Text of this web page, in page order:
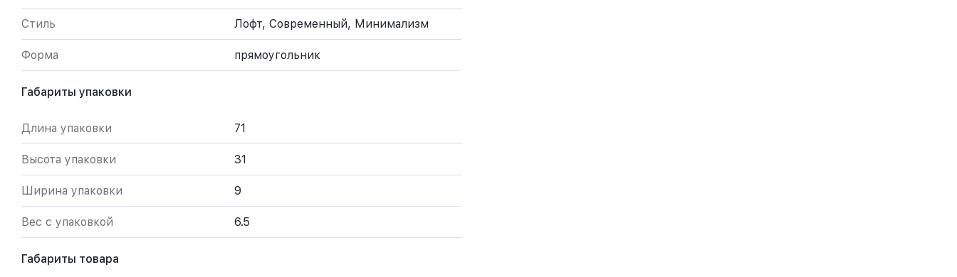
Стиль Лофт, Современный, Минимализм
Форма прямоугольник
Габариты упаковки
Длина упаковки 71
Высота упаковки 31
Ширина упаковки 9
Вес с упаковкой 6.5
Габариты товара